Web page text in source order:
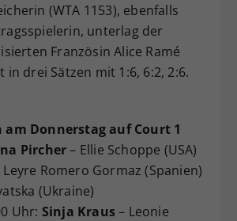
(WTA 1153), ebenfalls
unterlag der
Französin Alice Ramé
in drei Sätzen mit 1:6, 6:2, 2:6.
am Donnerstag auf Court 1
Pircher– Ellie Schoppe (USA)
Romero Gormaz (Spanien)
(Ukraine)
Uhr: Sinja Kraus– Leonie